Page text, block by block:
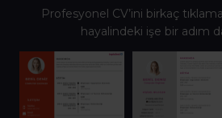
Profesyonel CV’ini birkaç
hayalindeki işe bir adım